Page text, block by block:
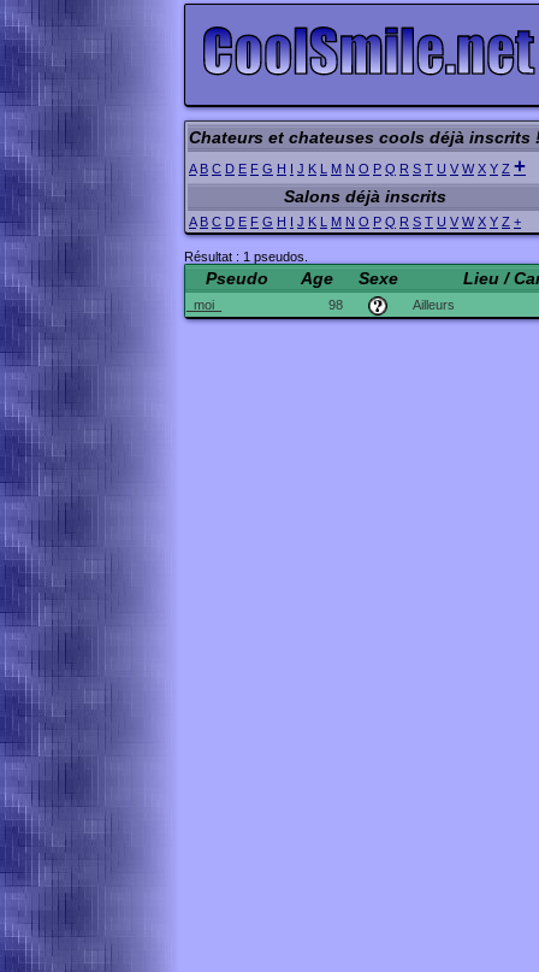
Chateurs et chateuses cools déjà inscrits
A B C D E F G H J K M N O P Q R S T U V W X Y Z +
Salons déjà inscrits
A B C D E F G H J K M N O P Q R S T U V W X Y Z +
Résultat : 1 pseudos.
Pseudo Age Sexe Lieu /
_moi_ 98 Ailleurs